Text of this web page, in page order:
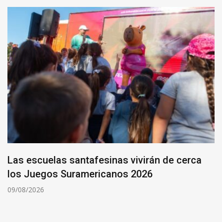
Las escuelas santafesinas vivirán de cerca
los Juegos Suramericanos 2026
09/08/2026